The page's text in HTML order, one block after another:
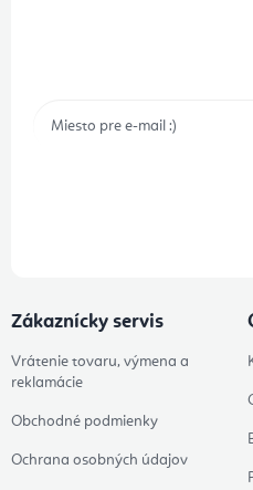
Zákaznícky servis
Vrátenie tovaru, výmena a
reklamácie
Obchodné podmienky
Ochrana osobných údajov